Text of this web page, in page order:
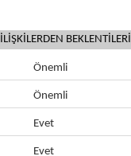
İLİŞKİLERDEN BEKLENTİLERİ
Önemli
Önemli
Evet
Evet